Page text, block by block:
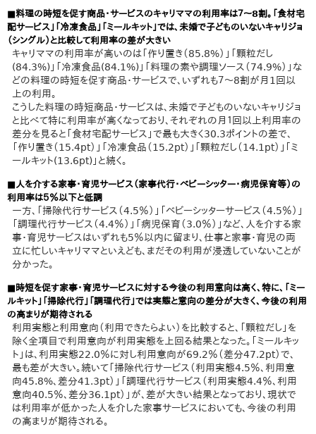
■料理の時短を促す商品・サービスのキャリママの利用率は７～8割。「食材宅
配サービス」「冷凍食品」「ミールキット」では、未婚で子どものいないキャリジョ
（シングル）と比較して利用率の差が大きい
キャリママの利用率が高いのは「作り置き（85.8%）」「顆粒だし
(84.3%)」「冷凍食品(84.1%)」「料理の素や調理ソース（74.9%）」な
どの料理の時短を促す商品・サービスで、いずれも７～8割が月1回以
上の利用。
こうした料理の時短商品・サービスは、未婚で子どものいないキャリジョ
と比べて特に利用率が高くなっており、それぞれの月１回以上利用率の
差分を見ると「食材宅配サービス」で最も大きく30.3ポイントの差で、
「作り置き（15.4pt）」「冷凍食品（15.2pt）」｢顆粒だし（14.1pt）｣「ミ
ールキット(13.6pt)」と続く。
■人を介する家事・育児サービス（家事代行・ベビーシッター・病児保育等）の
利用率は５％以下と低調
一方、「掃除代行サービス（4.5％）」「ベビーシッターサービス（4.5％）」
「調理代行サービス（4.4％）」「病児保育（3.0％）」など、人を介する家
事・育児サービスはいずれも5％以内に留まり、仕事と家事・育児の両
立に忙しいキャリママといえども、まだその利用が浸透していないことが
分かった。
■時短を促す家事・育児サービスに対する今後の利用意向は高く、特に、「ミー
ルキット」「掃除代行」「調理代行」では実態と意向の差分が大きく、今後の利用
の高まりが期待される
利用実態と利用意向（利用できたらよい）を比較すると、「顆粒だし」を
除く全項目で利用意向が利用実態を上回る結果となった。「ミールキッ
ト」は、利用実態22.0％に対し利用意向が69.2％（差分47.2pt）で、
最も差が大きい。続いて「掃除代行サービス（利用実態4.5％、利用意
向45.8%、差分41.3pt）」「調理代行サービス（利用実態4.4％、利用
意向40.5％、差分36.1pt）」が、差が大きい結果となっており、現状で
は利用率が低かった人を介した家事サービスにおいても、今後の利用
の高まりが期待される。